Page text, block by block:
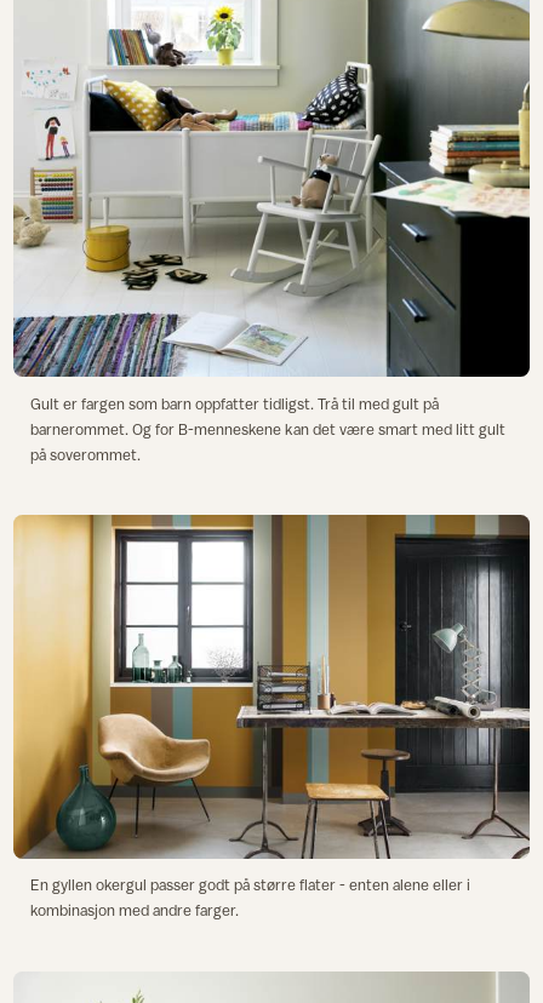
Gult er fargen som barn oppfatter tidligst. Trå til med gult på
barnerommet. Og for B-menneskene kan det være smart med litt gult
på soverommet.
En gyllen okergul passer godt på større flater - enten alene eller i
kombinasjon med andre farger.